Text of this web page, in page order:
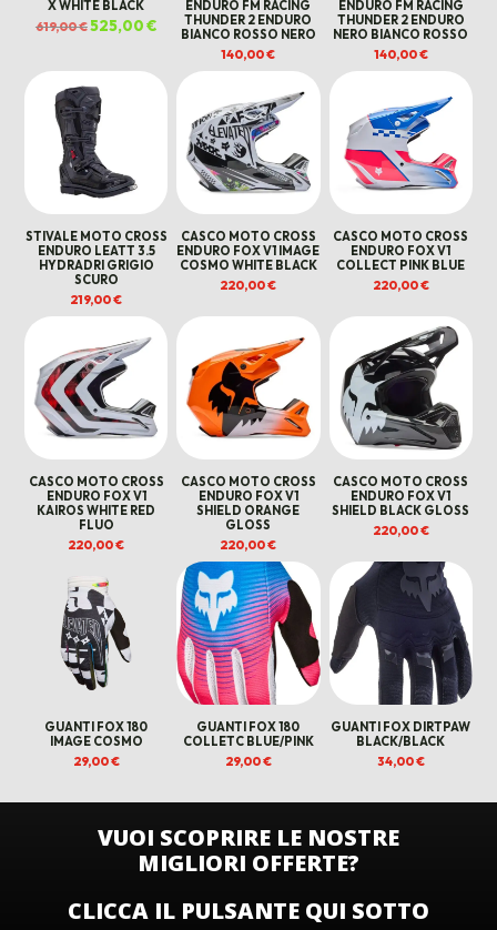
X WHITE BLACK
619,00€ Il
prezzo
619,00 €.
525,00€Il
prezzo
525,00 €.
ENDURO FM RACING
THUNDER 2 ENDURO
BIANCO ROSSO NERO
140,00€
ENDURO FM RACING
THUNDER 2 ENDURO
NERO BIANCO ROSSO
140,00€
STIVALE MOTO CROSS
ENDURO LEATT 3.5
HYDRADRI GRIGIO
SCURO
219,00€
CASCO MOTO CROSS
ENDURO FOX V1 IMAGE
COSMO WHITE BLACK
220,00€
CASCO MOTO CROSS
ENDURO FOX V1
COLLECT PINK BLUE
220,00€
CASCO MOTO CROSS
ENDURO FOX V1
KAIROS WHITE RED
FLUO
220,00€
CASCO MOTO CROSS
ENDURO FOX V1
SHIELD ORANGE
GLOSS
220,00€
CASCO MOTO CROSS
ENDURO FOX V1
SHIELD BLACK GLOSS
220,00€
GUANTI FOX 180
IMAGE COSMO
29,00€
GUANTI FOX 180
COLLETC BLUE/PINK
29,00€
GUANTI FOX DIRTPAW
BLACK/BLACK
34,00€
VUOI SCOPRIRE LE NOSTRE
MIGLIORI OFFERTE?
CLICCA IL PULSANTE QUI SOTTO